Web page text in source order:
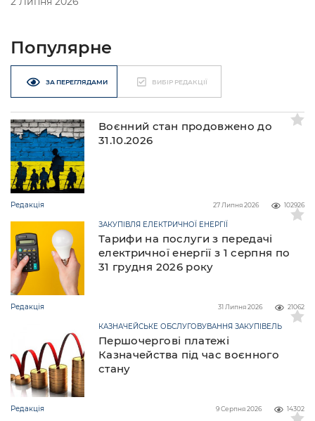
Популярне
ЗА ПЕРЕГЛЯДАМИ ВИБІР РЕДАКЦІЇ
Воєнний стан продовжено до
31.10.2026
Редакція 102926
27 Липня 2026
Тарифи на послуги з передачі
електричної енергії з 1 серпня по
31 грудня 2026 року
ЗАКУПІВЛЯ ЕЛЕКТРИЧНОЇ ЕНЕРГІЇ
Редакція 21062
31 Липня 2026
Першочергові платежі
Казначейства під час воєнного
стану
КАЗНАЧЕЙСЬКЕ ОБСЛУГОВУВАННЯ ЗАКУПІВЕЛЬ
Редакція 14302
9 Серпня 2026